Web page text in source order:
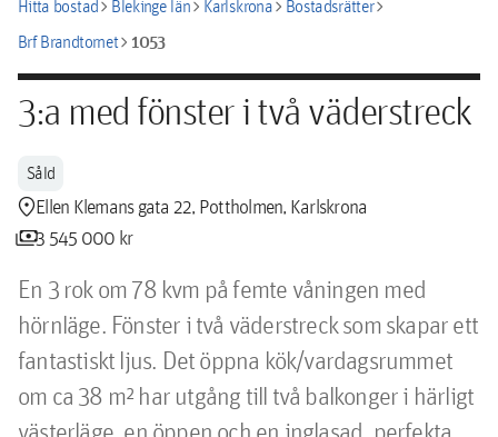
Hitta bostadchevron_rightBlekinge länchevron_rightKarlskronachevron_rightBostadsrätterchevron_right
Brf Brandtornetchevron_right1053
3:a med fönster i två väderstreck
Såld
location_pinEllen Klemans gata 22, Pottholmen, Karlskrona
payments3 545 000 kr
En 3 rok om 78 kvm på femte våningen med
hörnläge. Fönster i två väderstreck som skapar ett
fantastiskt ljus. Det öppna kök/vardagsrummet
om ca 38 m² har utgång till två balkonger i härligt